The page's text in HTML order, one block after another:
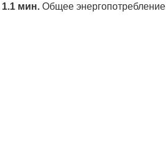
1.1 мин. Общее энергопотребление